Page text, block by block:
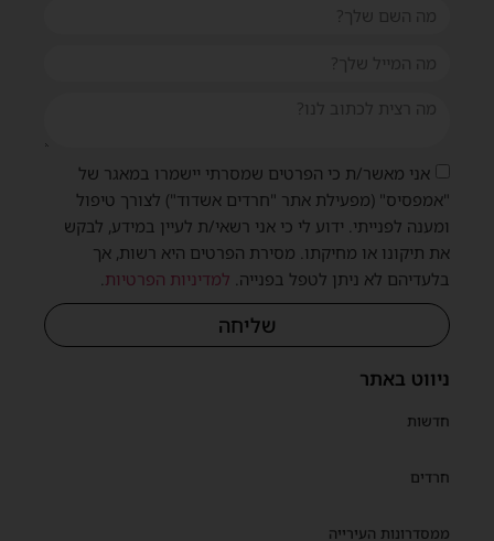
ניווט באתר
חדשות
חרדים
ממסדרונות העירייה
אני מאשר/ת כי הפרטים שמסרתי יישמרו במאגר של
"אמפסיס" (מפעילת אתר "חרדים אשדוד") לצורך טיפול
ומענה לפנייתי. ידוע לי כי אני רשאי/ת לעיין במידע, לבקש
את תיקונו או מחיקתו. מסירת הפרטים היא רשות, אך
בלעדיהם לא ניתן לטפל בפנייה. למדיניות הפרטיות.
שליחה